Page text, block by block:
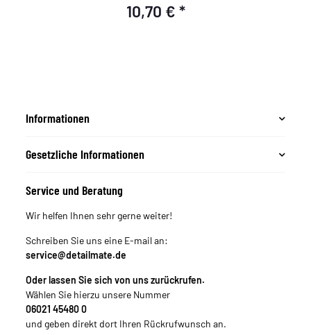
System
10,70 € *
Informationen
Gesetzliche Informationen
Service und Beratung
Wir helfen Ihnen sehr gerne weiter!
Schreiben Sie uns eine E-mail an:
service@detailmate.de
Oder lassen Sie sich von uns zurückrufen.
Wählen Sie hierzu unsere Nummer
06021 45480 0
und geben direkt dort Ihren Rückrufwunsch an.